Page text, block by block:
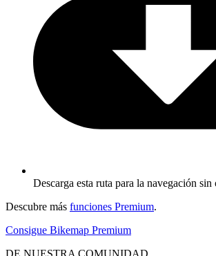
Descarga esta ruta para la navegación sin
Descubre más funciones Premium.
Consigue Bikemap Premium
DE NUESTRA COMUNIDAD